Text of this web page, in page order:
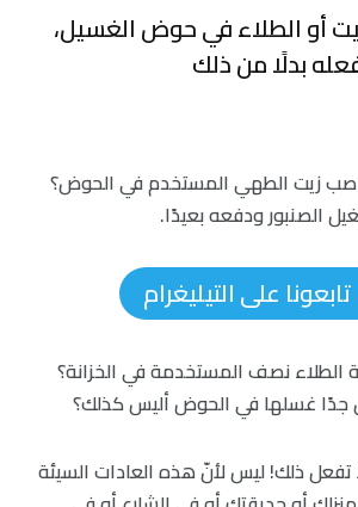
أو الطلاء في حوض الغسيل،
بدلًا من ذلك
زيت الطهي المستخدم في الحوض؟
الصنبور ودفعه بعيدًا.
تابعونا على التيليغرام
الطلاء نصف المستخدمة في الخزانة؟
غسلها في الحوض أليس كذلك؟
ذلك! ليس لأنّ هذه العادات السيئة